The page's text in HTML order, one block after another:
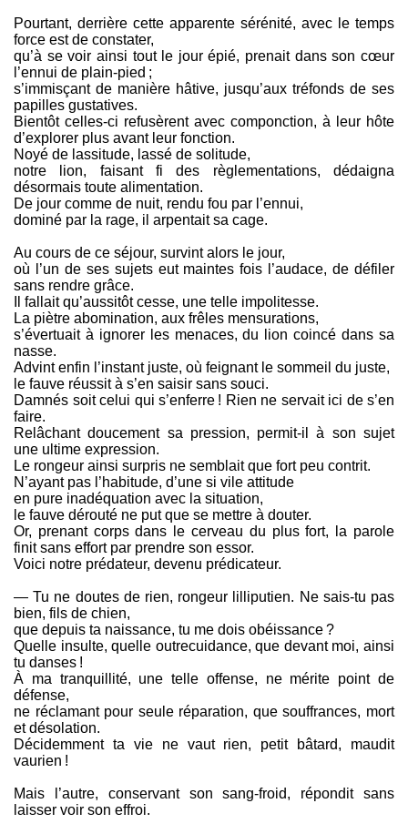
Pourtant, derrière cette apparente sérénité, avec le temps
force est de constater,
qu’à se voir ainsi tout le jour épié, prenait dans son cœur
l’ennui de plain-pied ;
s’immisçant de manière hâtive, jusqu’aux tréfonds de ses
papilles gustatives.
Bientôt celles-ci refusèrent avec componction, à leur hôte
d’explorer plus avant leur fonction.
Noyé de lassitude, lassé de solitude,
notre lion, faisant fi des règlementations, dédaigna
désormais toute alimentation.
De jour comme de nuit, rendu fou par l’ennui,
dominé par la rage, il arpentait sa cage.
Au cours de ce séjour, survint alors le jour,
où l’un de ses sujets eut maintes fois l’audace, de défiler
sans rendre grâce.
Il fallait qu’aussitôt cesse, une telle impolitesse.
La piètre abomination, aux frêles mensurations,
s’évertuait à ignorer les menaces, du lion coincé dans sa
nasse.
Advint enfin l’instant juste, où feignant le sommeil du juste,
le fauve réussit à s’en saisir sans souci.
Damnés soit celui qui s’enferre ! Rien ne servait ici de s’en
faire.
Relâchant doucement sa pression, permit-il à son sujet
une ultime expression.
Le rongeur ainsi surpris ne semblait que fort peu contrit.
N’ayant pas l’habitude, d’une si vile attitude
en pure inadéquation avec la situation,
le fauve dérouté ne put que se mettre à douter.
Or, prenant corps dans le cerveau du plus fort, la parole
finit sans effort par prendre son essor.
Voici notre prédateur, devenu prédicateur.
— Tu ne doutes de rien, rongeur lilliputien. Ne sais-tu pas
bien, fils de chien,
que depuis ta naissance, tu me dois obéissance ?
Quelle insulte, quelle outrecuidance, que devant moi, ainsi
tu danses !
À ma tranquillité, une telle offense, ne mérite point de
défense,
ne réclamant pour seule réparation, que souffrances, mort
et désolation.
Décidemment ta vie ne vaut rien, petit bâtard, maudit
vaurien !
Mais l’autre, conservant son sang-froid, répondit sans
laisser voir son effroi.